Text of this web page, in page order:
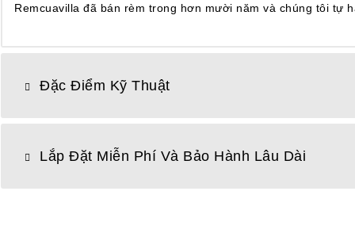
Remcuavilla đã bán rèm trong hơn mười năm và chúng tôi tự
Đặc Điểm Kỹ Thuật
Lắp Đặt Miễn Phí Và Bảo Hành Lâu Dài